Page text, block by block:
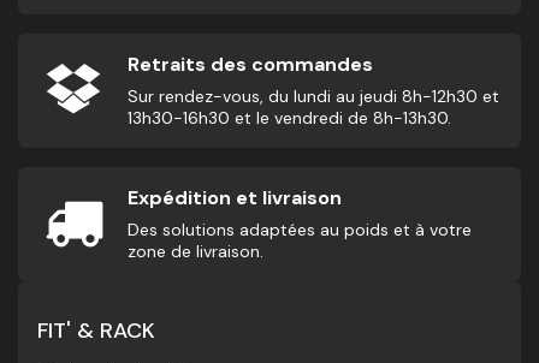
Retraits des commandes
Sur rendez-vous, du lundi au jeudi 8h-12h30 et
13h30-16h30 et le vendredi de 8h-13h30.
Expédition et livraison
Des solutions adaptées au poids et à votre
zone de livraison.
FIT' & RACK